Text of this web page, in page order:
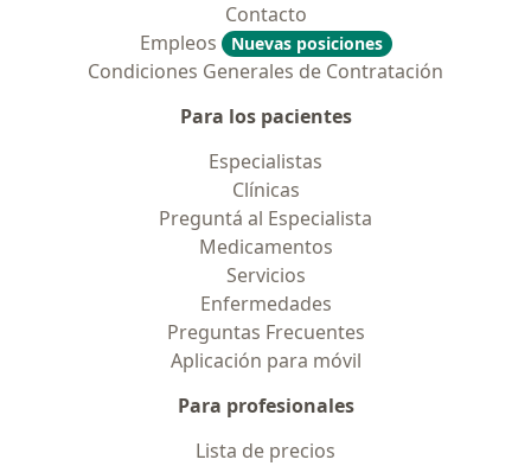
Contacto
Empleos
Nuevas posiciones
Condiciones Generales de Contratación
Para los pacientes
Especialistas
Clínicas
Preguntá al Especialista
Medicamentos
Servicios
Enfermedades
Preguntas Frecuentes
Aplicación para móvil
Para profesionales
Lista de precios